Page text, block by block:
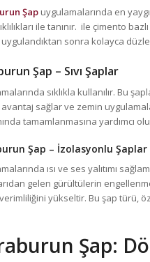
Şap uygulamalarında en
ile tanınır. ile çimento
sonra kolayca
Şap – Sıvı Şaplar
sıklıkla kullanılır. Bu
sağlar ve zemin
tamamlanmasına yardımcı
Şap – İzolasyonlu Şaplar
ısı ve ses yalıtımı
gelen gürültülerin
yükseltir. Bu şap türü,
Şap: